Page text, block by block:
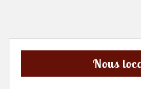
Nous